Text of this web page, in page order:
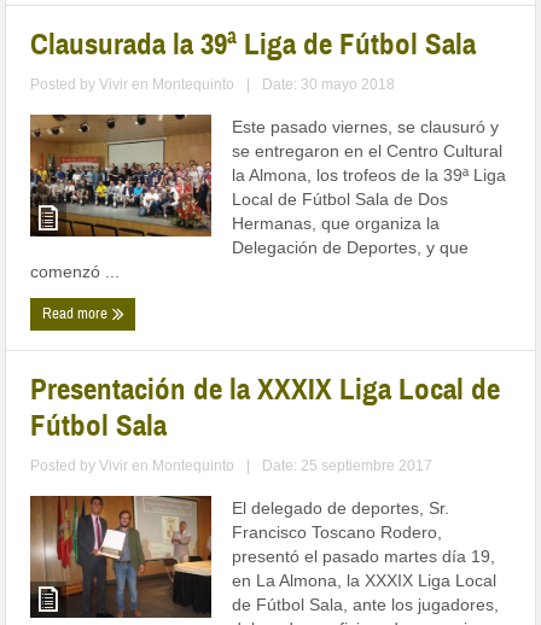
Clausurada la 39ª Liga de Fútbol Sala
Posted byVivir en Montequinto Date: 30 mayo 2018
Este pasado viernes, se clausuró y
se entregaron en el Centro Cultural
la Almona, los trofeos de la 39ª Liga
Local de Fútbol Sala de Dos
Hermanas, que organiza la
Delegación de Deportes, y que
comenzó ...
Read more
Presentación de la XXXIX Liga Local de
Fútbol Sala
Posted byVivir en Montequinto Date: 25 septiembre 2017
El delegado de deportes, Sr.
Francisco Toscano Rodero,
presentó el pasado martes día 19,
en La Almona, la XXXIX Liga Local
de Fútbol Sala, ante los jugadores,